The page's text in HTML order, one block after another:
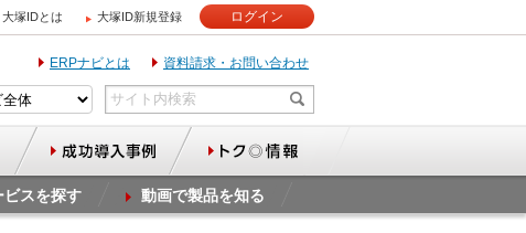
大塚IDとは 大塚ID新規登録 ログイン
ERPナビとは 資料請求・お問い合わせ
ビスを探す 動画で製品を知る